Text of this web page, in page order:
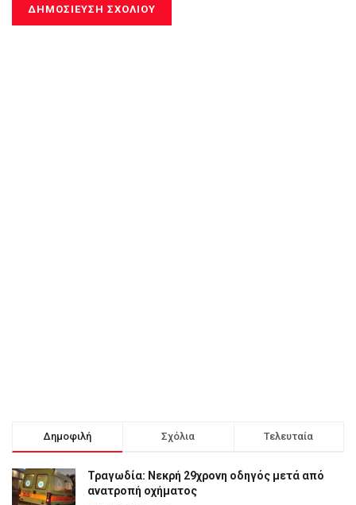
Δημοφιλή Σχόλια Τελευταία
Τραγωδία: Νεκρή 29χρονη οδηγός μετά από
ανατροπή οχήματος